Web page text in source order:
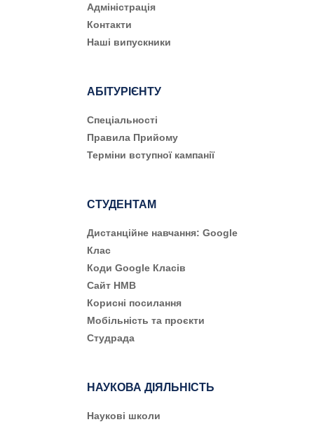
Адміністрація
Контакти
Наші випускники
АБІТУРІЄНТУ
Cпеціальності
Правила Прийому
Терміни вступної кампанії
СТУДЕНТАМ
Дистанційне навчання: Google
Клас
Коди Google Класів
Сайт НМВ
Корисні посилання
Мобільність та проєкти
Студрада
НАУКОВА ДІЯЛЬНІСТЬ
Наукові школи